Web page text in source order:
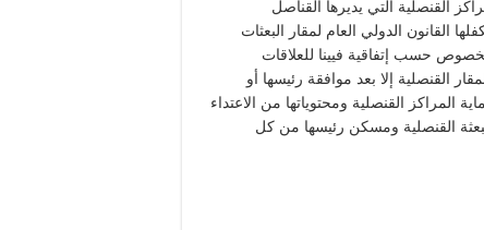
القنصلية التي يديرها القناصل
القانون الدولي العام لمقار البعثات
حسب إتفاقية فيينا للعلاقات
القنصلية إلا بعد موافقة رئيسها أو
المراكز القنصلية ومحتوياتها من الاعتداء
القنصلية ومسكن رئيسها من كل